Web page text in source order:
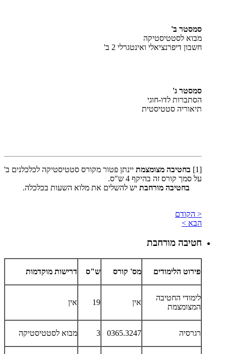
סמסטר ב'
מבוא לסטטיסטיקה
חשבון דיפרנציאלי ואינטגרלי 2 ב'
סמסטר ג'
הסתברות לדו-חוגי
תיאוריה סטטיסטית
[1] בחטיבה מצומצמת יינתן פטור מקורס סטטיסטיקה לכלכלנים ב'
על סמך קורס זה בהיקף 4 ש"ס.
בחטיבה מורחבת יש להשלים את מלוא השעות בכלכלה.
< הקודם
הבא >
חטיבה מורחבת
פירוט הלימודים מס' קורס ש"ס דרישות מוקדמות
לימודי החטיבה
המצומצמת
אין 19 אין
רגרסיה 0365.3247
3 מבוא לסטטיסטיקה